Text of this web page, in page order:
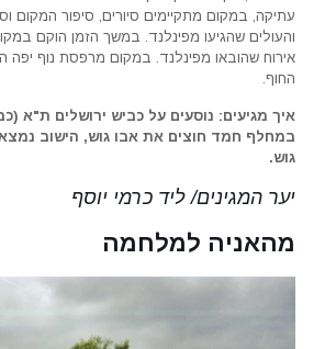
עתיקה, במקום מתקיימים סיורים, סיפור המקום
והעולים שהגיעו מפינלנד. במשך הזמן הוקם
אירוח שהובאו מפינלנד. במקום מרפסת נוף יפה
החוף.
במחלף חמד חוצים את אבו גוש, הישוב
גוש.
יער המגינים/ ליד כרמי יוסף
מהאניה למלחמה